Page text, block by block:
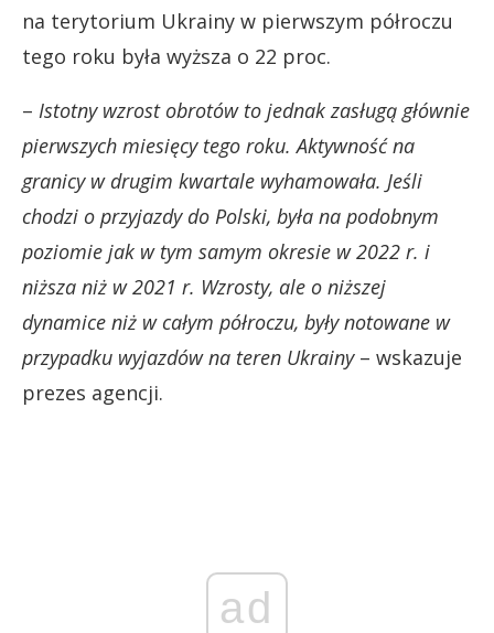
na terytorium Ukrainy w pierwszym półroczu
tego roku była wyższa o 22 proc.
– Istotny wzrost obrotów to jednak zasługą głównie
pierwszych miesięcy tego roku. Aktywność na
granicy w drugim kwartale wyhamowała. Jeśli
chodzi o przyjazdy do Polski, była na podobnym
poziomie jak w tym samym okresie w 2022 r. i
niższa niż w 2021 r. Wzrosty, ale o niższej
dynamice niż w całym półroczu, były notowane w
przypadku wyjazdów na teren Ukrainy– wskazuje
prezes agencji.
ad